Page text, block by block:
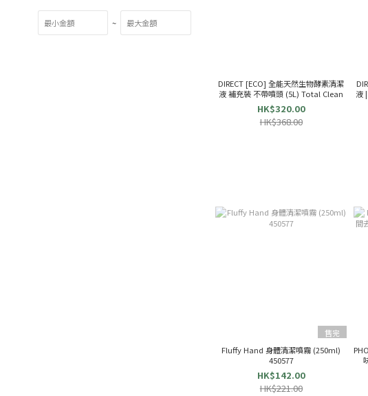
~
DIRECT [ECO] 全能天然生物酵素清潔
液 補充裝 不帶噴頭 (5L) Total Clean
HK$320.00
HK$368.00
液 |家庭套裝[噴頭裝(500ml)x1 + 補充
售完
Fluffy Hand 身體清潔噴霧 (250ml)
450577
HK$142.00
HK$221.00